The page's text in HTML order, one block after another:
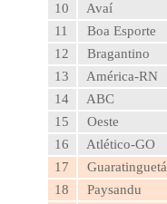
10
Avaí
11
Boa Esporte
12
Bragantino
13
América-RN
14
ABC
15
Oeste
16
Atlético-GO
17
Guaratinguetá
18
Paysandu